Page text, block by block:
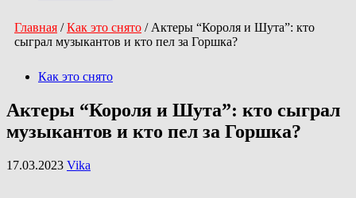
Главная /Как это снято / Актеры “Короля и Шута”: кто
сыграл музыкантов и кто пел за Горшка?
Как это снято
Актеры “Короля и Шута”: кто сыграл
музыкантов и кто пел за Горшка?
17.03.2023 Vika